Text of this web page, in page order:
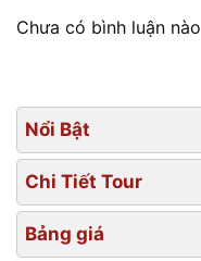
Chưa có bình luận nào
Nổi Bật
Chi Tiết Tour
Bảng giá